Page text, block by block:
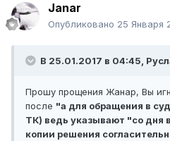
Janar
Опубликовано 25 Января
В 25.01.2017 в 04:45,
Прошу прощения Жанар, Вы
после "а для обращения в
ТК) ведь указывают "со дня
копии решения